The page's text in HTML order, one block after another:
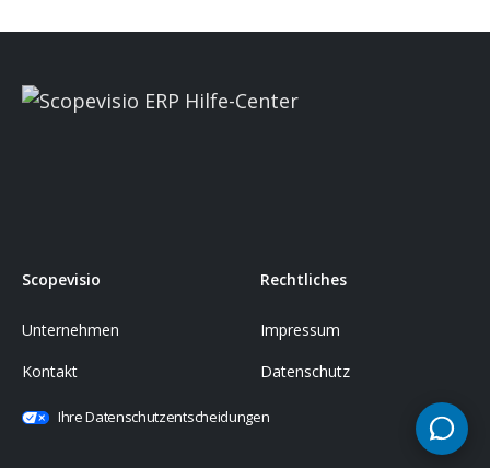
Scopevisio
Unternehmen
Kontakt
Rechtliches
Impressum
Datenschutz
Ihre Datenschutzentscheidungen